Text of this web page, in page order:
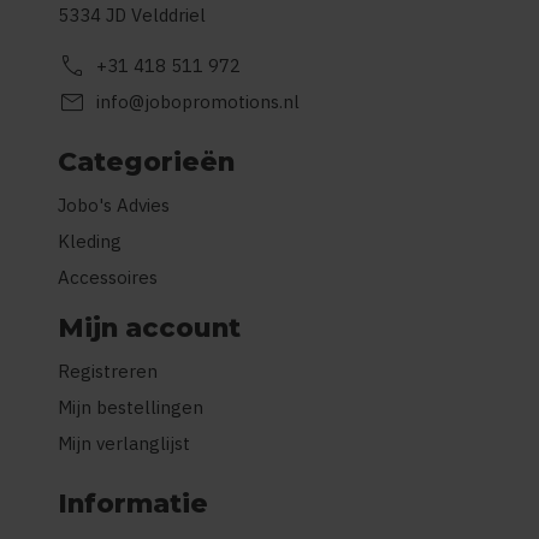
5334 JD Velddriel
call +31 418 511 972
mail info@jobopromotions.nl
Categorieën
Jobo's Advies
Kleding
Accessoires
Mijn account
Registreren
Mijn bestellingen
Mijn verlanglijst
Informatie